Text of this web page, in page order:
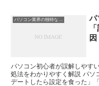
パソコン業界の独特な言い回し
パ
パソコン初心者が誤解しやす
処法をわかりやすく解説 パソ
デートしたら設定を食った」